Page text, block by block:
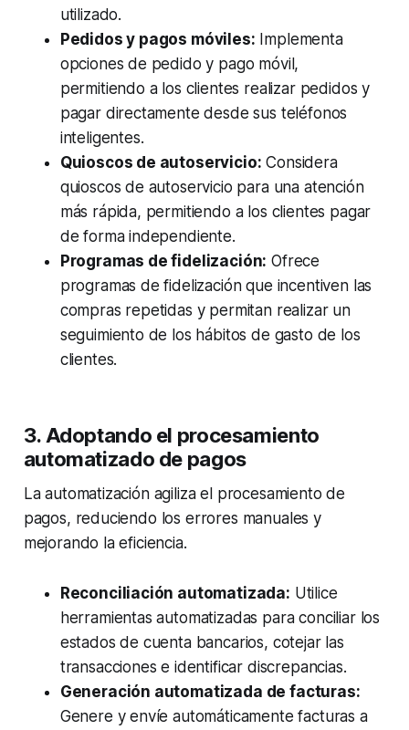
utilizado.
Pedidos y pagos móviles: Implementa
opciones de pedido y pago móvil,
permitiendo a los clientes realizar pedidos y
pagar directamente desde sus teléfonos
inteligentes.
Quioscos de autoservicio: Considera
quioscos de autoservicio para una atención
más rápida, permitiendo a los clientes pagar
de forma independiente.
Programas de fidelización: Ofrece
programas de fidelización que incentiven las
compras repetidas y permitan realizar un
seguimiento de los hábitos de gasto de los
clientes.
3. Adoptando el procesamiento
automatizado de pagos
La automatización agiliza el procesamiento de
pagos, reduciendo los errores manuales y
mejorando la eficiencia.
Reconciliación automatizada: Utilice
herramientas automatizadas para conciliar los
estados de cuenta bancarios, cotejar las
transacciones e identificar discrepancias.
Generación automatizada de facturas:
Genere y envíe automáticamente facturas a